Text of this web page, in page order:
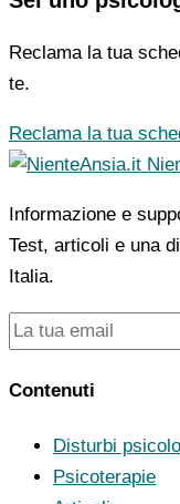
Reclama la tua
te.
Reclama la tua
Informazione e
Test, articoli e una
Italia.
Contenuti
Disturbi
Psicoterapie